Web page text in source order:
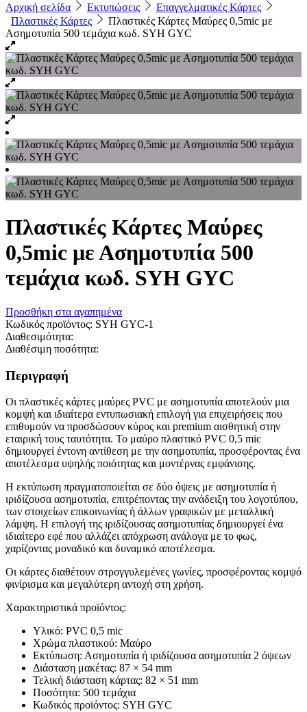
Αρχική σελίδα Εκτυπώσεις
Επαγγελματικές Κάρτες
Πλαστικές Κάρτες
Πλαστικές Κάρτες Μαύρες 0,5mic με
Ασημοτυπία 500 τεμάχια κωδ. SYH GYC
Πλαστικές Κάρτες Μαύρες
0,5mic με Ασημοτυπία 500
τεμάχια κωδ. SYH GYC
Προσθήκη στα αγαπημένα
Κωδικός προϊόντος: SYH GYC-1
Διαθεσιμότητα:
Διαθέσιμη ποσότητα:
Περιγραφή
Οι πλαστικές κάρτες μαύρες PVC με ασημοτυπία αποτελούν μια
κομψή και ιδιαίτερα εντυπωσιακή επιλογή για επιχειρήσεις που
επιθυμούν να προσδώσουν κύρος και premium αισθητική στην
εταιρική τους ταυτότητα. Το μαύρο πλαστικό PVC 0,5 mic
δημιουργεί έντονη αντίθεση με την ασημοτυπία, προσφέροντας ένα
αποτέλεσμα υψηλής ποιότητας και μοντέρνας εμφάνισης.
Η εκτύπωση πραγματοποιείται σε δύο όψεις με ασημοτυπία ή
ιριδίζουσα ασημοτυπία, επιτρέποντας την ανάδειξη του λογοτύπου,
των στοιχείων επικοινωνίας ή άλλων γραφικών με μεταλλική
λάμψη. Η επιλογή της ιριδίζουσας ασημοτυπίας δημιουργεί ένα
ιδιαίτερο εφέ που αλλάζει απόχρωση ανάλογα με το φως,
χαρίζοντας μοναδικό και δυναμικό αποτέλεσμα.
Οι κάρτες διαθέτουν στρογγυλεμένες γωνίες, προσφέροντας κομψό
φινίρισμα και μεγαλύτερη αντοχή στη χρήση.
Χαρακτηριστικά προϊόντος:
Υλικό: PVC 0,5 mic
Χρώμα πλαστικού: Μαύρο
Εκτύπωση: Ασημοτυπία ή ιριδίζουσα ασημοτυπία 2 όψεων
Διάσταση μακέτας: 87 × 54 mm
Τελική διάσταση κάρτας: 82 × 51 mm
Ποσότητα: 500 τεμάχια
Κωδικός προϊόντος: SYH GYC